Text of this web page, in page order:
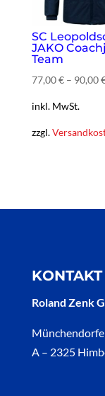
SC
JAKO
Team
77,00€– 90,00
inkl. MwSt.
zzgl.
KONTAKT
Roland Zenk
A – 2325